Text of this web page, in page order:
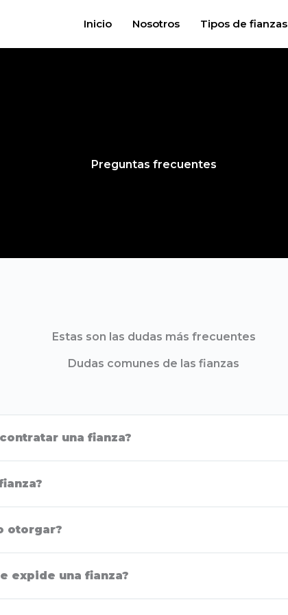
Inicio Nosotros Tipos de fianzas
Preguntas frecuentes
Estas son las dudas más frecuentes
Dudas comunes de las fianzas
una fianza?
otorgar?
expide una fianza?